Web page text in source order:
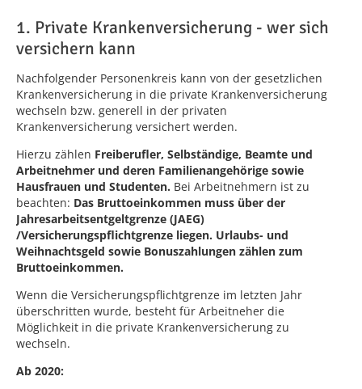
1. Private Krankenversicherung - wer sich
versichern kann
Nachfolgender Personenkreis kann von der gesetzlichen
Krankenversicherung in die private Krankenversicherung
wechseln bzw. generell in der privaten
Krankenversicherung versichert werden.
Hierzu zählen Freiberufler, Selbständige, Beamte und
Arbeitnehmer und deren Familienangehörige sowie
Hausfrauen und Studenten. Bei Arbeitnehmern ist zu
beachten: Das Bruttoeinkommen muss über der
Jahresarbeitsentgeltgrenze (JAEG)
/Versicherungspflichtgrenze liegen. Urlaubs- und
Weihnachtsgeld sowie Bonuszahlungen zählen zum
Bruttoeinkommen.
Wenn die Versicherungspflichtgrenze im letzten Jahr
überschritten wurde, besteht für Arbeitneher die
Möglichkeit in die private Krankenversicherung zu
wechseln.
Ab 2020: